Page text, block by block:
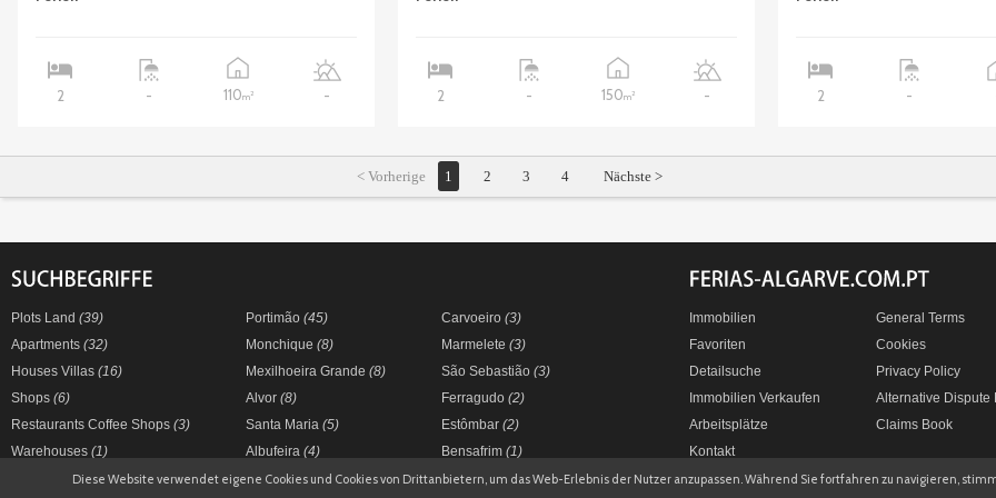
2 - 110m2 - 2 - 150m2 - 2 -
< Vorherige 1 2 3 4 Nächste >
Plots Land (39)
Apartments (32)
Houses Villas (16)
Shops (6)
Restaurants Coffee Shops (3)
Warehouses (1)
Portimão (45)
Monchique (8)
Mexilhoeira Grande (8)
Alvor (8)
Santa Maria (5)
Albufeira (4)
Carvoeiro (3)
Marmelete (3)
São Sebastião (3)
Ferragudo (2)
Estômbar (2)
Bensafrim (1)
Immobilien
Favoriten
Detailsuche
Immobilien Verkaufen
Arbeitsplätze
Kontakt
General Terms
Cookies
Privacy Policy
Alternative Dispute
Claims Book
Diese Website verwendet eigene Cookies und Cookies von Drittanbietern, um das Web-Erlebnis der Nutzer anzupassen. Während Sie fortfahren zu navigieren,